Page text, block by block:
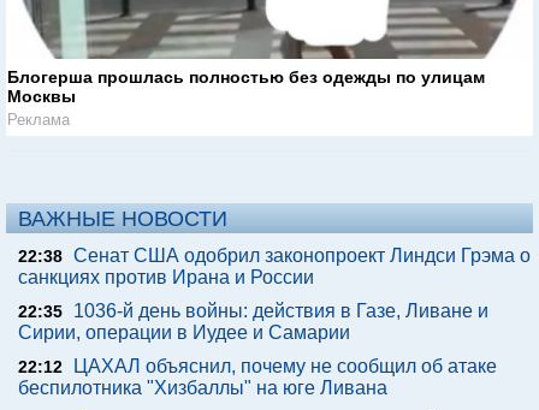
Блогерша прошлась полностью без одежды по улицам
Москвы
Реклама
ВАЖНЫЕ НОВОСТИ
22:38 Сенат США одобрил законопроект Линдси Грэма о
санкциях против Ирана и России
22:35
1036-й день войны: действия в Газе, Ливане и
Сирии, операции в Иудее и Самарии
22:12
ЦАХАЛ объяснил, почему не сообщил об атаке
беспилотника "Хизбаллы" на юге Ливана